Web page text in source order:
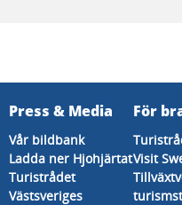
Press & Media
Vår bildbank
Ladda ner Hjohjärtat
Turistrådet
Västsveriges
För
Visit